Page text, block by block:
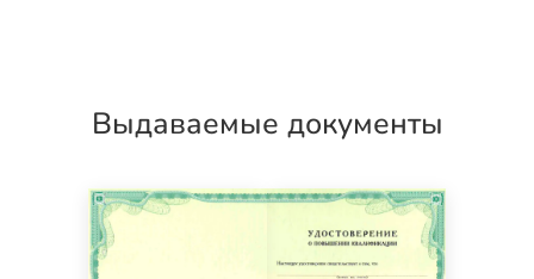
Выдаваемые документы